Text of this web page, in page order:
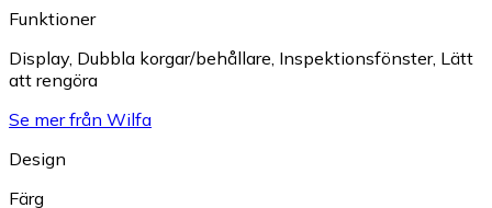
Funktioner
Display, Dubbla korgar/behållare, Inspektionsfönster, Lätt
att rengöra
Se mer från Wilfa
Design
Färg